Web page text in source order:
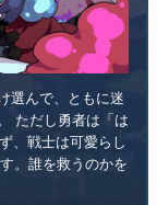
選んで、ともに迷
ただし勇者は「は
、戦士は可愛らし